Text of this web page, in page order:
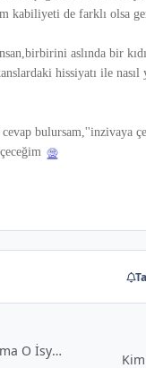
kabiliyeti de farklı olsa
aslında bir
hissiyatı ile
bulursam,''inzivaya
İnanmayacaksınız Ama O İsyankar Benim..:)